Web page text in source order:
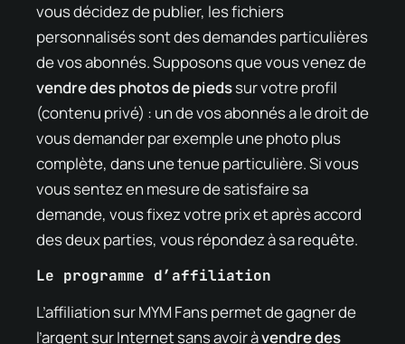
vous décidez de publier, les fichiers
personnalisés sont des demandes particulières
de vos abonnés. Supposons que vous venez de
vendre des photos de piedssur votre profil
(contenu privé) : un de vos abonnés a le droit de
vous demander par exemple une photo plus
complète, dans une tenue particulière. Si vous
vous sentez en mesure de satisfaire sa
demande, vous fixez votre prix et après accord
des deux parties, vous répondez à sa requête.
Le programme d’affiliation
L’affiliation sur MYM Fans permet de gagner de
l’argent sur Internet sans avoir àvendre des